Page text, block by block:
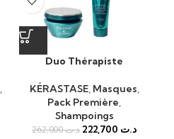
,
Duo Thérapiste
KÉRASTASE, Masques,
Pack Première,
Shampoings
د.ت262,000 د.ت